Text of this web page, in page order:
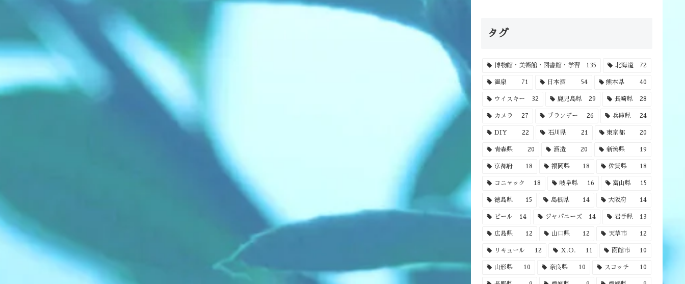
タグ
博物館・美術館・図書館・学習 135 北海道 72
温泉 71 日本酒 54 熊本県 40
ウイスキー 32 鹿児島県 29 長崎県 28
カメラ 27 ブランデー 26 兵庫県 24
DIY 22 石川県 21 東京都 20
青森県 20 酒造 20 新潟県 19
京都府 18 福岡県 18 佐賀県 18
コニャック 18 岐阜県 16 富山県 15
徳島県 15 島根県 14 大阪府 14
ビール 14 ジャパニーズ 14 岩手県 13
広島県 12 山口県 12 天草市 12
リキュール 12 X.O. 11 函館市 10
山形県 10 奈良県 10 スコッチ 10